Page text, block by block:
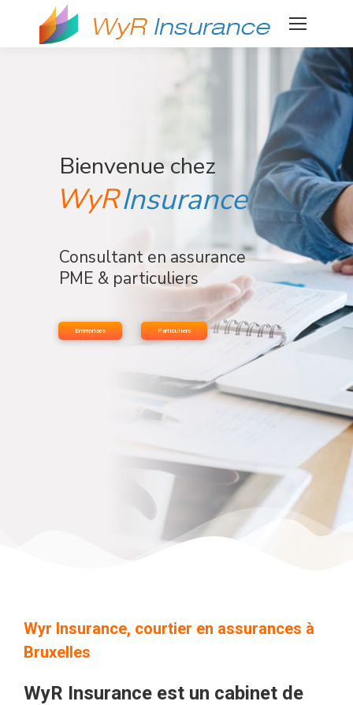
WyR
Bienvenue chez
Insurance
Consultant en assurance
PME & particuliers
Entreprises Particuliers
Wyr Insurance, courtier en assurances à
Bruxelles
WyR Insurance est un cabinet de